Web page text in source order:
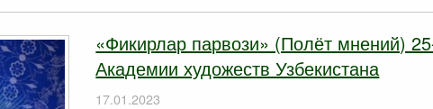
«Фикирлар парвози» (Полёт мнений)
Академии художеств Узбекистана
17.01.2023